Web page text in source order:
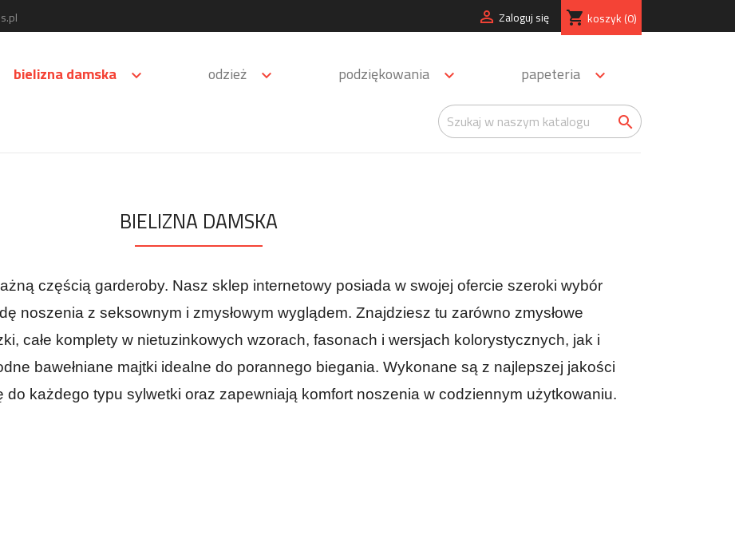
 Zaloguj się shopping_cart koszyk(0)

bielizna damska 
odzież 
podziękowania 
papeteria

BIELIZNA DAMSKA
częścią garderoby. Nasz sklep internetowy posiada w swojej ofercie szeroki wybór
noszenia z seksownym i zmysłowym wyglądem. Znajdziesz tu zarówno zmysłowe
całe komplety w nietuzinkowych wzorach, fasonach i wersjach kolorystycznych, jak i
bawełniane majtki idealne do porannego biegania. Wykonane są z najlepszej jakości
do każdego typu sylwetki oraz zapewniają komfort noszenia w codziennym użytkowaniu.